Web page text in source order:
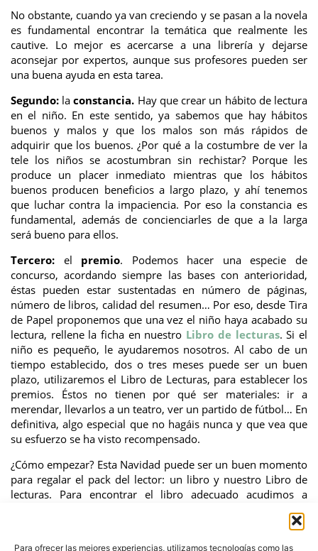
Para ofrecer las mejores experiencias, utilizamos tecnologías como las
No obstante, cuando ya van creciendo y se pasan a la novela
es fundamental encontrar la temática que realmente les
cautive. Lo mejor es acercarse a una librería y dejarse
aconsejar por expertos, aunque sus profesores pueden ser
una buena ayuda en esta tarea.
Segundo: laconstancia. Hay que crear un hábito de lectura
en el niño. En este sentido, ya sabemos que hay hábitos
buenos y malos y que los malos son más rápidos de
adquirir que los buenos. ¿Por qué a la costumbre de ver la
tele los niños se acostumbran sin rechistar? Porque les
produce un placer inmediato mientras que los hábitos
buenos producen beneficios a largo plazo, y ahí tenemos
que luchar contra la impaciencia. Por eso la constancia es
fundamental, además de concienciarles de que a la larga
será bueno para ellos.
Tercero: el premio. Podemos hacer una especie de
concurso, acordando siempre las bases con anterioridad,
éstas pueden estar sustentadas en número de páginas,
número de libros, calidad del resumen… Por eso, desde Tira
de Papel proponemos que una vez el niño haya acabado su
lectura, rellene la ficha en nuestro Libro de lecturas. Si el
niño es pequeño, le ayudaremos nosotros. Al cabo de un
tiempo establecido, dos o tres meses puede ser un buen
plazo, utilizaremos el Libro de Lecturas, para establecer los
premios. Éstos no tienen por qué ser materiales: ir a
merendar, llevarlos a un teatro, ver un partido de fútbol… En
definitiva, algo especial que no hagáis nunca y que vea que
su esfuerzo se ha visto recompensado.
¿Cómo empezar? Esta Navidad puede ser un buen momento
para regalar el pack del lector: un libro y nuestro Libro de
lecturas. Para encontrar el libro adecuado acudimos a
nuestros amigos de Letras corsarias, de Salamanca, que nos
recomiendan la siguiente lista ordenada por